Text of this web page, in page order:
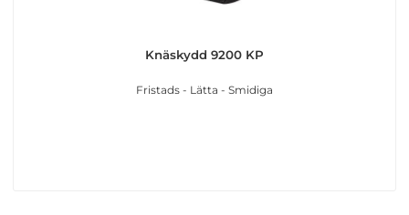
Knäskydd 9200 KP
Fristads - Lätta - Smidiga